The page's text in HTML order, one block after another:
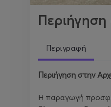
Περιγραφή
Περιήγηση στην
Η παραγωγή